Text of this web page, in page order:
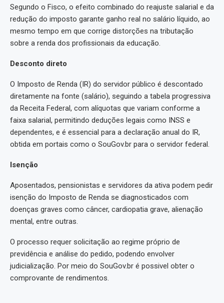
Segundo o Fisco, o efeito combinado do reajuste salarial e da
redução do imposto garante ganho real no salário líquido, ao
mesmo tempo em que corrige distorções na tributação
sobre a renda dos profissionais da educação.
Desconto direto
O Imposto de Renda (IR) do servidor público é descontado
diretamente na fonte (salário), seguindo a tabela progressiva
da Receita Federal, com alíquotas que variam conforme a
faixa salarial, permitindo deduções legais como INSS e
dependentes, e é essencial para a declaração anual do IR,
obtida em portais como o SouGov.br para o servidor federal.
Isenção
Aposentados, pensionistas e servidores da ativa podem pedir
isenção do Imposto de Renda se diagnosticados com
doenças graves como câncer, cardiopatia grave, alienação
mental, entre outras.
O processo requer solicitação ao regime próprio de
previdência e análise do pedido, podendo envolver
judicialização. Por meio do SouGov.br é possivel obter o
comprovante de rendimentos.